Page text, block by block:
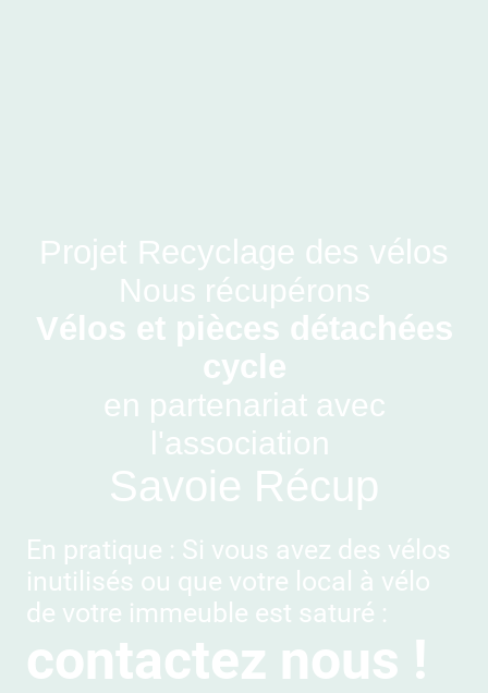
Projet Recyclage des vélos
Nous récupérons
Vélos et pièces détachées
cycle
en partenariat avec
l'association
Savoie Récup
En pratique : Si vous avez des vélos
inutilisés ou que votre local à vélo
de votre immeuble est saturé :
contactez nous !